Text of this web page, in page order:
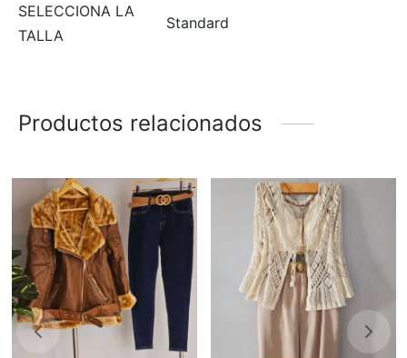
SELECCIONA LA
TALLA
Standard
Productos relacionados